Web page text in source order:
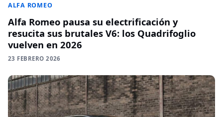
ALFA ROMEO
Alfa Romeo pausa su electrificación y
resucita sus brutales V6: los Quadrifoglio
vuelven en 2026
23 FEBRERO 2026